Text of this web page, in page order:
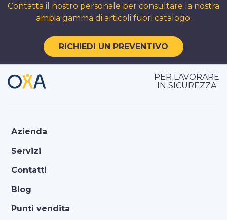
Contatta il nostro personale per consultare la nostra
ampia gamma di articoli fuori catalogo.
RICHIEDI UN PREVENTIVO
PER LAVORARE
IN SICUREZZA
Azienda
Servizi
Contatti
Blog
Punti vendita